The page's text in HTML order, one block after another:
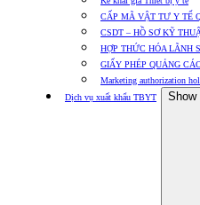
CẤP MÃ VẬT TƯ Y TẾ
CSDT – HỒ SƠ KỸ
HỢP THỨC HÓA LÃNH
GIẤY PHÉP QUẢNG
Marketing authorization
Dịch vụ xuất khẩu TBYT
Show